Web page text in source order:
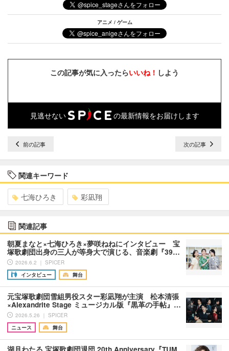
アニメ / ゲーム
この記事が気に入ったらいいね！ しよう
見逃せない の最新情報をお届けします
前の記事 次の記事
関連キーワード
七海ひろき 彩凪翔
関連記事
朝夏まなと×七海ひろき×夢咲ねねにインタビュー 宝
塚歌劇団出身の三人が等身大で演じる、音楽劇『39…
2026.6.2 ｜ SPICER
インタビュー
舞台
元宝塚歌劇団雪組男役スター彩凪翔が主演 松本清張
×Alexandrite Stage ミュージカル版『黒革の手帖』…
2026.5.26 ｜ SPICER
ニュース
舞台